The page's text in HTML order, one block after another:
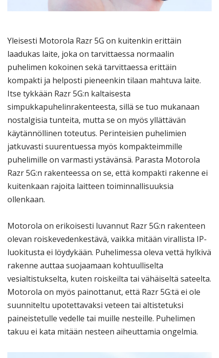
Yleisesti Motorola Razr 5G on kuitenkin erittäin
laadukas laite, joka on tarvittaessa normaalin
puhelimen kokoinen sekä tarvittaessa erittäin
kompakti ja helposti pieneenkin tilaan mahtuva laite.
Itse tykkään Razr 5G:n kaltaisesta
simpukkapuhelinrakenteesta, sillä se tuo mukanaan
nostalgisia tunteita, mutta se on myös yllättävän
käytännöllinen toteutus. Perinteisien puhelimien
jatkuvasti suurentuessa myös kompakteimmille
puhelimille on varmasti ystävänsä. Parasta Motorola
Razr 5G:n rakenteessa on se, että kompakti rakenne ei
kuitenkaan rajoita laitteen toiminnallisuuksia
ollenkaan.
Motorola on erikoisesti luvannut Razr 5G:n rakenteen
olevan roiskevedenkestävä, vaikka mitään virallista IP-
luokitusta ei löydykään. Puhelimessa oleva vettä hylkivä
rakenne auttaa suojaamaan kohtuulliselta
vesialtistukselta, kuten roiskeilta tai vähäiseltä sateelta.
Motorola on myös painottanut, että Razr 5G:tä ei ole
suunniteltu upotettavaksi veteen tai altistetuksi
paineistetulle vedelle tai muille nesteille. Puhelimen
takuu ei kata mitään nesteen aiheuttamia ongelmia.